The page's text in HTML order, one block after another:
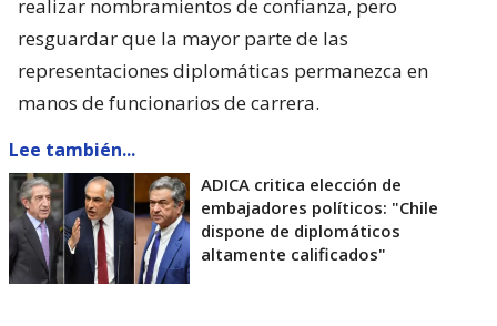
realizar nombramientos de confianza, pero
resguardar que la mayor parte de las
representaciones diplomáticas permanezca en
manos de funcionarios de carrera.
Lee también...
ADICA critica elección de
embajadores políticos: "Chile
dispone de diplomáticos
altamente calificados"